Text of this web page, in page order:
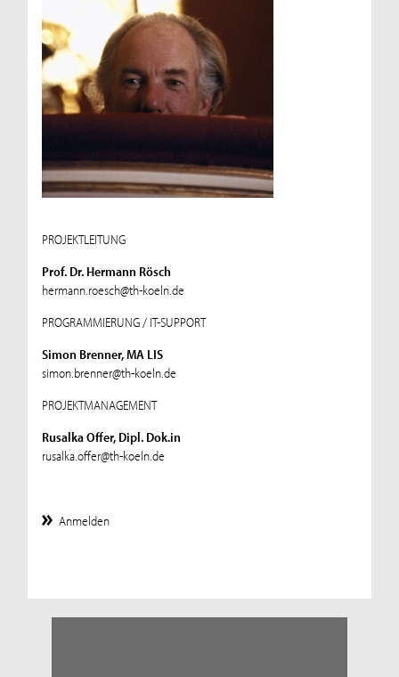
PROJEKTLEITUNG
Prof. Dr. Hermann Rösch
hermann.roesch@th-koeln.de
PROGRAMMIERUNG / IT-SUPPORT
Simon Brenner, MA LIS
simon.brenner@th-koeln.de
PROJEKTMANAGEMENT
Rusalka Offer, Dipl. Dok.in
rusalka.offer@th-koeln.de
Anmelden